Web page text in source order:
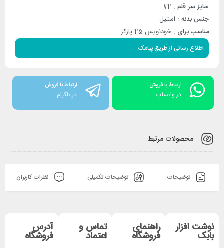
سایز سر قلم :
جنس بدنه : استیل
مناسب برای : خودنویس 45 پارکر
اطلاع رسانی از طریق پیامک
ارتباط با فروش
در واتساپ
ارتباط با فروش
در تلگرام
محصولات مرتبط
توضیحات توضیحات تکمیلی نظرات کاربران
نوشت افزار
بابک
راهنمای
فروشگاه
تماس و
اعتماد
آدرس
فروشگاه